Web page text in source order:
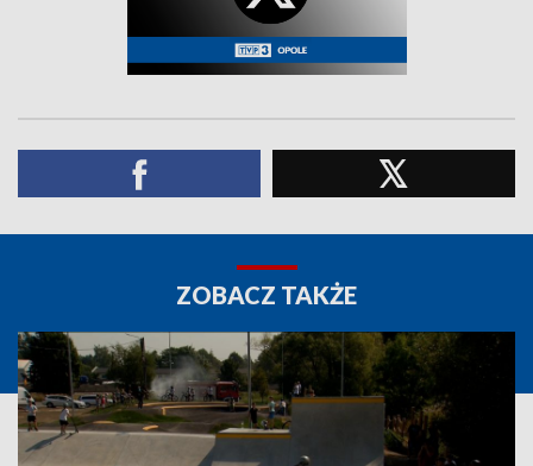
ZOBACZ TAKŻE